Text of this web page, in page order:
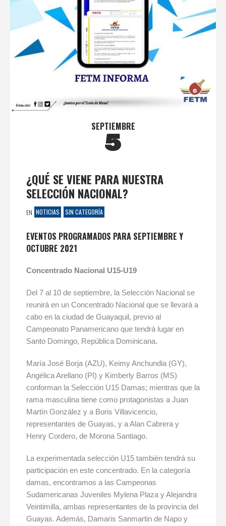
SEPTIEMBRE
5
¿QUÉ SE VIENE PARA NUESTRA
SELECCIÓN NACIONAL?
EN NOTICIAS SIN CATEGORÍA
EVENTOS PROGRAMADOS PARA SEPTIEMBRE Y
OCTUBRE 2021
Concentrado Nacional U15-U19
Del 7 al 10 de septiembre, la Selección Nacional se
reunirá en un Concentrado Nacional que se llevará a
cabo en la ciudad de Guayaquil, previo al
Campeonato Panamericano que tendrá lugar en
Santo Domingo, República Dominicana.
María José Borja (AZU), Keimy Anchundia (GY),
Angélica Arellano (PI) y Kimberly Barros (MS)
conforman la Selección U15 Damas; mientras que la
rama masculina tiene como protagonistas a Juan
Martín González y a Boris Villavicencio,
representantes de Guayas, y a Alan Cabrera y
Henry Cordero, de Morona Santiago.
La experimentada selección U15 también tendrá su
participación en este concentrado. En la categoría
damas, encontramos a las Campeonas
Sudamericanas Juveniles Mylena Plaza y Alejandra
Veintimilla, ambas representantes de la provincia del
Guayas. Además, Damaris Sanmartin de Napo y